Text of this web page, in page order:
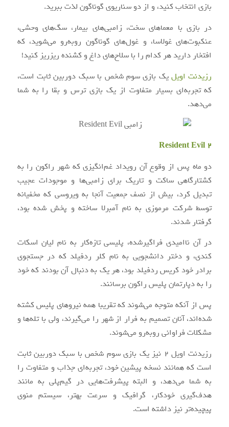
بازی انتخاب کنید، و از دو سناریوی گوناگون لذت ببرید.
در بازی با معماهای سخت، زامبی‌های بیمار، سگ‌های وحشی،
عنکبوت‌های غولاسا، و غول‌های گوناگون روبه‌رو می‌شوید، که
افتخار دارید هر کدام را با سلاح‌های داغ و کشنده ریزریز کنید!
رزیدنت اویلیک بازی سوم شخص با سبک دوربین ثابت است،
که تجربه‌ای بسیار متفاوت از یک بازی ترس و بقا را به شما
می‌دهد.
Resident Evil 2
دو ماه پس از وقوع آن رویداد غم‌انگیزی که شهر راکون را به
کشتارگاهی ساکت و تاریک برای زامبی‌ها و موجودات عجیب
تبدیل کرد، بیش از نصف جمعیت آنجا به ویروسی که مخفیانه
توسط شرکت مرموزی به نام آمبرلا ساخته و پخش شده بود،
گرفتار شدند.
در آن ناامیدی فراگیرشده، پلیسی تازه‌کار به نام لیان اسکات
کندی، و دختر دانشجویی به نام کلر ردفیلد که در جستجوی
برادر خود کریس ردفیلد بود، هر یک به دنبال آن بودند که خود
را به دپارتمان پلیس راکون برسانند.
پس از آنکه متوجه می‌شوند که تقریبا همه نیروهای پلیس کشته
شده‌اند، آنان تصمیم به فرار از شهر را می‌گیرند، ولی با تله‌ها و
مشکلات فراوانی روبه‌رو می‌شوند.
رزیدنت اویل ۲ نیز یک بازی سوم شخص با سبک دوربین ثابت
است که همانند نسخه پیشین خود، تجربه‌ای جذاب و متفاوت را
به شما می‌دهد، و البته پیشرفت‌هایی در گیم‌پلی به مانند
هدف‌گیری خودکار، گرافیک و سرعت بهتر، سیستم منوی
پیچیده‌تر نیز داشته است.